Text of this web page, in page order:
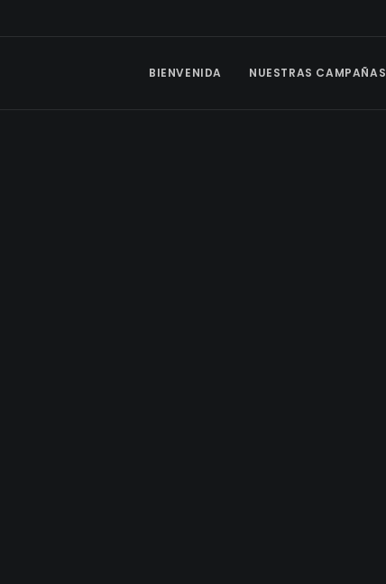
BIENVENIDA NUESTRAS CAMPAÑAS